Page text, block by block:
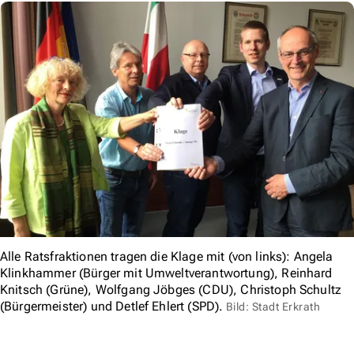
Alle Ratsfraktionen tragen die Klage mit (von links): Angela
Klinkhammer (Bürger mit Umweltverantwortung), Reinhard
Knitsch (Grüne), Wolfgang Jöbges (CDU), Christoph Schultz
(Bürgermeister) und Detlef Ehlert (SPD). Bild: Stadt Erkrath